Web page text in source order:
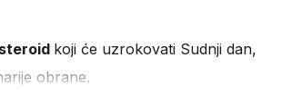
koji će uzrokovati Sudnji dan,
obrane.